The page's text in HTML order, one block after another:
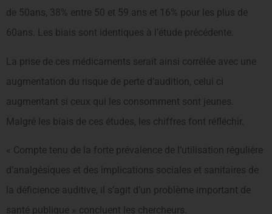
de 50ans, 38% entre 50 et 59 ans et 16% pour les plus de
60ans. Les biais sont identiques à l’étude précédente.
La prise de ces médicaments serait ainsi corrélée avec une
augmentation du risque de perte d’audition, celui ci
augmentant si ceux qui les consomment sont jeunes.
Malgré les biais de ces études, les chiffres font réfléchir.
« Compte tenu de la forte prévalence de l’utilisation régulière
d’analgésiques et des implications sociales et sanitaires de
la déficience auditive, il s’agit d’un problème important de
santé publique » concluent les chercheurs.